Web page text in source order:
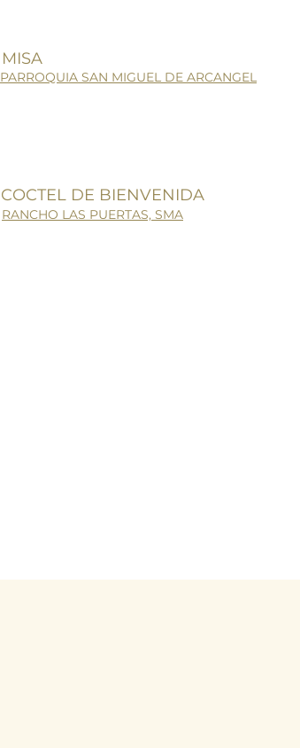
PARROQUIA SAN MIGUEL DE ARCANGEL
MISA
COCTEL DE BIENVENIDA
RANCHO LAS PUERTAS, SMA